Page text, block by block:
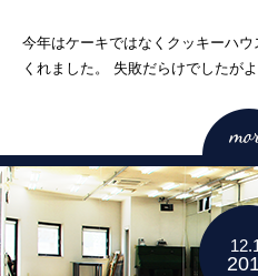
今年はケーキではなくクッキーハ
くれました。 失敗だらけでしたが